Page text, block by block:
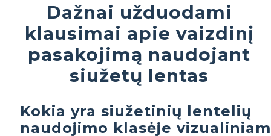
Dažnai užduodami
klausimai apie vaizdinį
pasakojimą naudojant
siužetų lentas
Kokia yra siužetinių lentelių
naudojimo klasėje vizualiniam